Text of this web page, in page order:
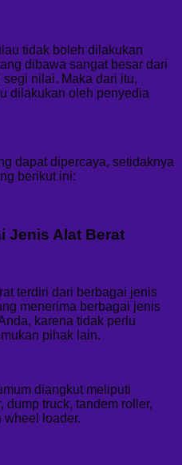
tidak boleh dilakukan
dibawa sangat besar dari
nilai. Maka dari itu,
dilakukan oleh penyedia
dapat dipercaya, setidaknya
berikut ini:
Alat Berat
terdiri dari berbagai jenis
menerima berbagai jenis
karena tidak perlu
pihak lain.
diangkut meliputi
dump truck, tandem roller,
wheel loader.